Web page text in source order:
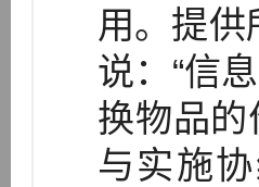
用。提供
说：“信
换物品
与实施